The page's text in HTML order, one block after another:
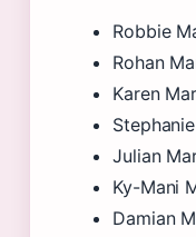
Robbie
Rohan
Karen
Julian
Ky-Mani
Damian